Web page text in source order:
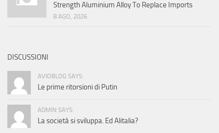
Strength Aluminium Alloy To Replace Imports
8 AGO, 2026
DISCUSSIONI
AVIOBLOG SAYS:
Le prime ritorsioni di Putin
ADMIN SAYS:
La società si sviluppa. Ed Alitalia?